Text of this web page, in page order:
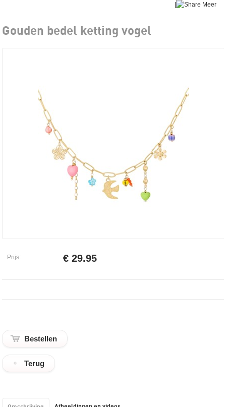
| Meer
Gouden bedel ketting vogel
Prijs: € 29.95
Terug